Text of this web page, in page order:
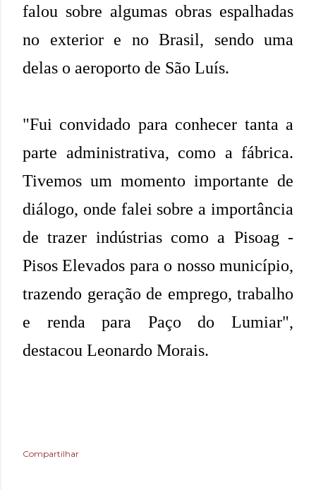
falou sobre algumas obras espalhadas
no exterior e no Brasil, sendo uma
delas o aeroporto de São Luís.
"Fui convidado para conhecer tanta a
parte administrativa, como a fábrica.
Tivemos um momento importante de
diálogo, onde falei sobre a importância
de trazer indústrias como a Pisoag -
Pisos Elevados para o nosso município,
trazendo geração de emprego, trabalho
e renda para Paço do Lumiar",
destacou Leonardo Morais.
Compartilhar